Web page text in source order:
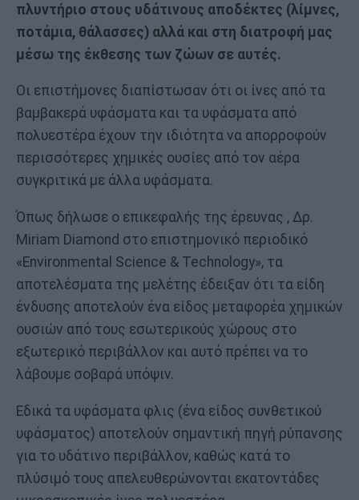
πλυντήριο στους υδάτινους αποδέκτες (λίμνες,
ποτάμια, θάλασσες) αλλά και στη διατροφή μας
μέσω της έκθεσης των ζώων σε αυτές.
Οι επιστήμονες διαπίστωσαν ότι οι ίνες από τα
βαμβακερά υφάσματα και τα υφάσματα από
πολυεστέρα έχουν την ιδιότητα να απορροφούν
περισσότερες χημικές ουσίες από τον αέρα
συγκριτικά με άλλα υφάσματα.
Όπως δήλωσε ο επικεφαλής της έρευνας , Δρ.
Miriam Diamond στο επιστημονικό περιοδικό
«Environmental Science & Technology», τα
αποτελέσματα της μελέτης έδειξαν ότι τα είδη
ένδυσης αποτελούν ένα είδος μεταφορέα χημικών
ουσιών από τους εσωτερικούς χώρους στο
εξωτερικό περιβάλλον και αυτό πρέπει να το
λάβουμε σοβαρά υπόψιν.
Εδικά τα υφάσματα φλις (ένα είδος συνθετικού
υφάσματος) αποτελούν σημαντική πηγή ρύπανσης
για το υδάτινο περιβάλλον, καθώς κατά το
πλύσιμό τους απελευθερώνονται εκατοντάδες